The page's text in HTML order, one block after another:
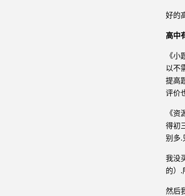
好的
高中
《
以不
提高
评价
《
得初
别多.
我没
的）.
然后